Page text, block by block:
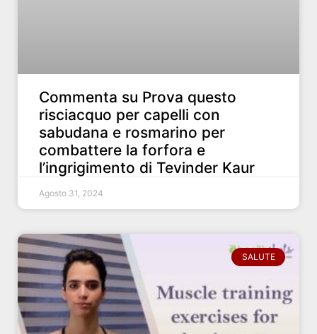
Commenta su Prova questo
risciacquo per capelli con
sabudana e rosmarino per
combattere la forfora e
l’ingrigimento di Tevinder Kaur
Agosto 31, 2024
SALUTE